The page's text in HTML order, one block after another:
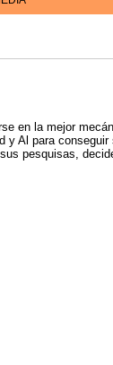
en la mejor
y Al para
pesquisas,